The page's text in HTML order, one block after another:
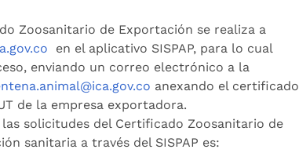
Zoosanitario de Exportación se realiza a
en el aplicativo SISPAP, para lo cual
enviando un correo electrónico a la
anexando el certificado
de la empresa exportadora.
solicitudes del Certificado Zoosanitario de
sanitaria a través del SISPAP es: